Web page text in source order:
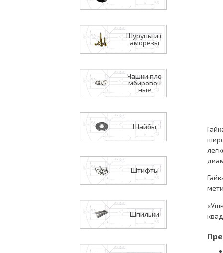
Шурупы и с
аморезы
Чашки пло
мбировоч
ные
Шайбы
Штифты
Шпильки